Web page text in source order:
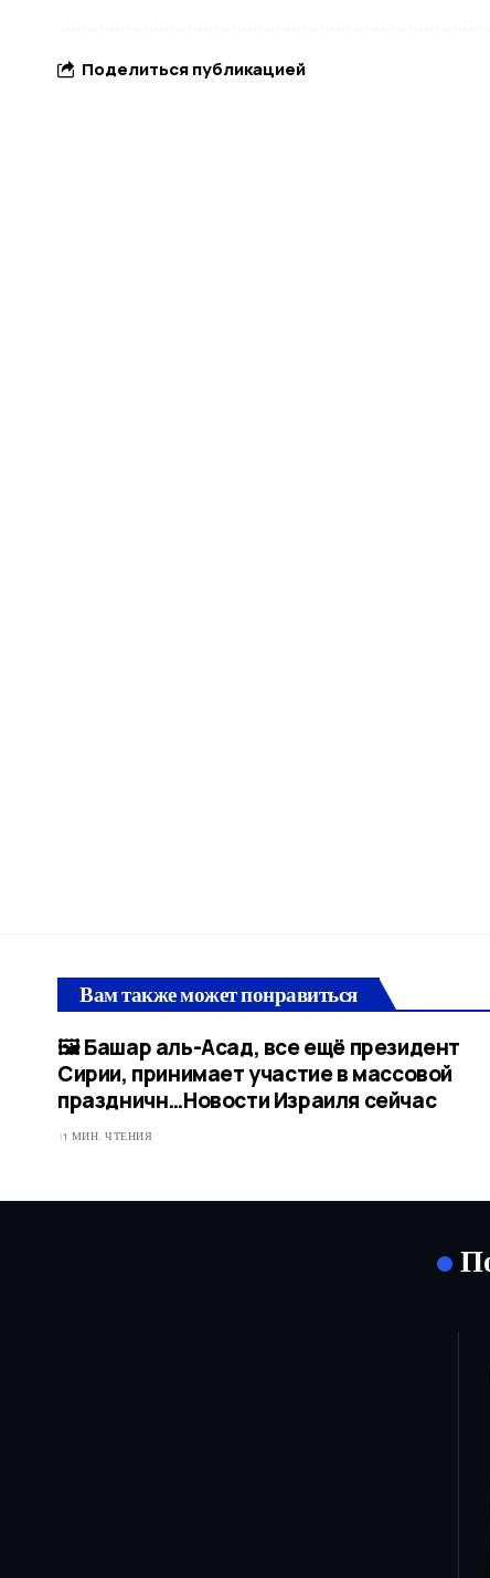
Поделиться публикацией
Вам также может понравиться
🖼 Башар аль-Асад, все ещё президент
Сирии, принимает участие в массовой
праздничн…​Новости Израиля сейчас
1 МИН. ЧТЕНИЯ